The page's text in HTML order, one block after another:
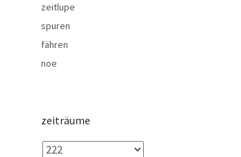
zeitlupe
spuren
fähren
noe
zeiträume